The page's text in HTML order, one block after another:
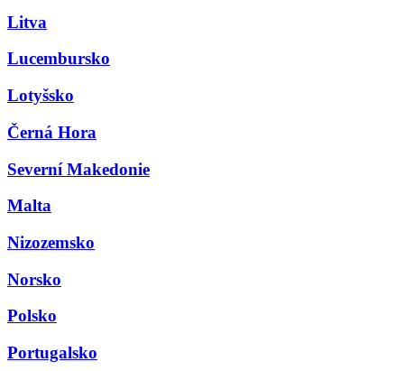
Litva
Lucembursko
Lotyšsko
Černá Hora
Severní Makedonie
Malta
Nizozemsko
Norsko
Polsko
Portugalsko